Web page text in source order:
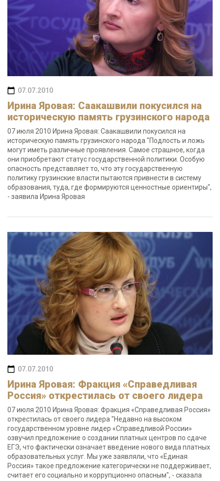
07.07.2010
Ирина Яровая: Саакашвили покусился на
историческую память грузинского народа
07 июля 2010 Ирина Яровая: Саакашвили покусился на
историческую память грузинского народа "Подлость и ложь
могут иметь различные проявления. Самое страшное, когда
они приобретают статус государственной политики. Особую
опасность представляет то, что эту государственную
политику грузинские власти пытаются привнести в систему
образования, туда, где формируются ценностные ориентиры",
- заявила Ирина Яровая
07.07.2010
Ирина Яровая: Фракция «Справедливая
Россия» открестилась от своего лидера
07 июля 2010 Ирина Яровая: Фракция «Справедливая Россия»
открестилась от своего лидера "Недавно на высоком
государственном уровне лидер «Справедливой России»
озвучил предложение о создании платных центров по сдаче
ЕГЭ, что фактически означает введение нового вида платных
образовательных услуг. Мы уже заявляли, что «Единая
Россия» такое предложение категорически не поддерживает,
считает его социально и коррупционно опасным", - сказала